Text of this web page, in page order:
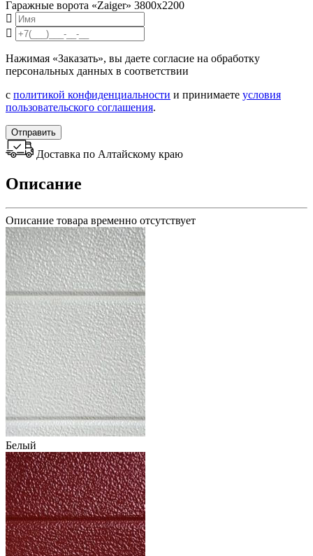
Гаражные ворота «Zaiger» 3800х2200
Нажимая «Заказать», вы даете согласие на обработку
персональных данных в соответствии
с политикой конфиденциальности и принимаете условия
пользовательского соглашения.
Отправить
Доставка по Алтайскому краю
Описание
Описание товара временно отсутствует
Белый